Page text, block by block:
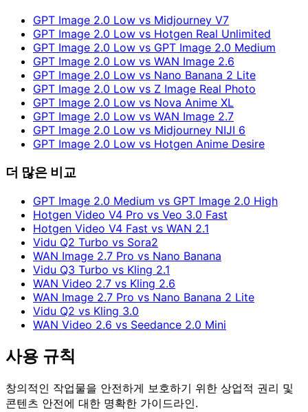
GPT Image 2.0 Low vs Midjourney V7
GPT Image 2.0 Low vs Hotgen Real Unlimited
GPT Image 2.0 Low vs GPT Image 2.0 Medium
GPT Image 2.0 Low vs WAN Image 2.6
GPT Image 2.0 Low vs Nano Banana 2 Lite
GPT Image 2.0 Low vs Z Image Real Photo
GPT Image 2.0 Low vs Nova Anime XL
GPT Image 2.0 Low vs WAN Image 2.7
GPT Image 2.0 Low vs Midjourney NIJI 6
GPT Image 2.0 Low vs Hotgen Anime Desire
더 많은 비교
GPT Image 2.0 Medium vs GPT Image 2.0 High
Hotgen Video V4 Pro vs Veo 3.0 Fast
Hotgen Video V4 Fast vs WAN 2.1
Vidu Q2 Turbo vs Sora2
WAN Image 2.7 Pro vs Nano Banana
Vidu Q3 Turbo vs Kling 2.1
WAN Video 2.7 vs Kling 2.6
WAN Image 2.7 Pro vs Nano Banana 2 Lite
Vidu Q2 vs Kling 3.0
WAN Video 2.6 vs Seedance 2.0 Mini
사용 규칙
창의적인 작업물을 안전하게 보호하기 위한 상업적 권리 및
콘텐츠 안전에 대한 명확한 가이드라인.